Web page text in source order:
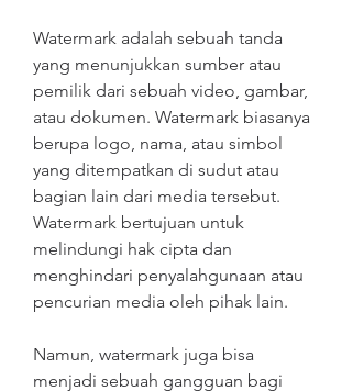
Watermark adalah sebuah tanda
yang menunjukkan sumber atau
pemilik dari sebuah video, gambar,
atau dokumen. Watermark biasanya
berupa logo, nama, atau simbol
yang ditempatkan di sudut atau
bagian lain dari media tersebut.
Watermark bertujuan untuk
melindungi hak cipta dan
menghindari penyalahgunaan atau
pencurian media oleh pihak lain.
Namun, watermark juga bisa
menjadi sebuah gangguan bagi